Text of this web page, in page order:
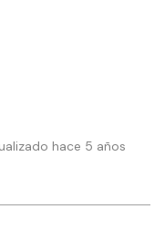
hace 5 años